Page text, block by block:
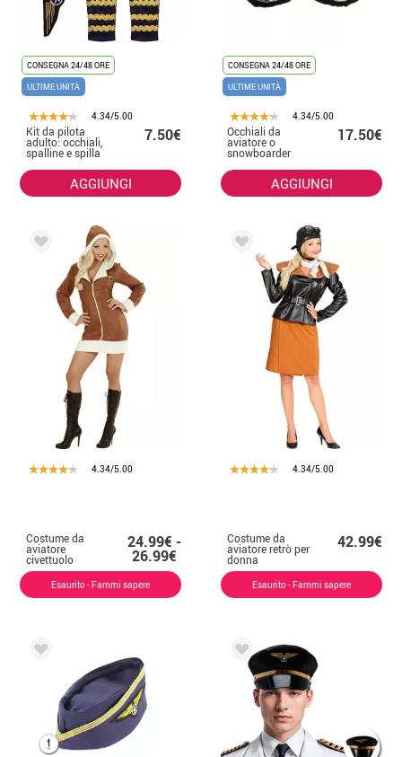
CONSEGNA 24/48 ORE
ULTIME UNITÀ
4.34/5.00
Kit da pilota
adulto: occhiali,
spalline e spilla
7.50€
AGGIUNGI
CONSEGNA 24/48 ORE
ULTIME UNITÀ
4.34/5.00
Occhiali da
aviatore o
snowboarder
17.50€
AGGIUNGI
4.34/5.00
Costume da
aviatore
civettuolo
marrone per
donna
24.99€ -
26.99€
Esaurito - Fammi sapere
4.34/5.00
Costume da
aviatore retrò per
donna
42.99€
Esaurito - Fammi sapere